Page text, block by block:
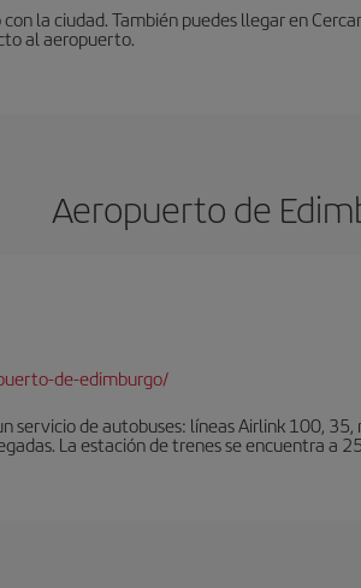
la ciudad. También puedes llegar en
al aeropuerto.
Aeropuerto de
de-edimburgo/
servicio de autobuses: líneas Airlink 100,
La estación de trenes se encuentra a